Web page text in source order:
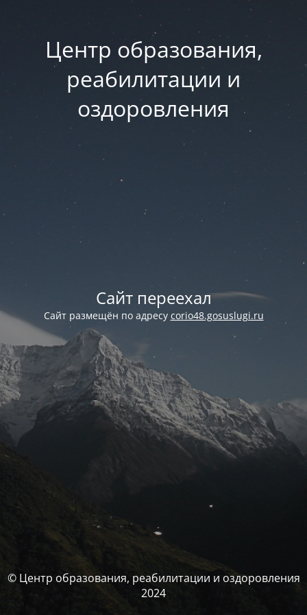
Центр образования,
реабилитации и
оздоровления
Сайт переехал
Сайт размещён по адресу corio48.gosuslugi.ru
© Центр образования, реабилитации и оздоровления
2024